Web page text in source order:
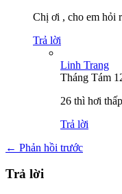
Chị ơi , cho em hỏi
Trả lời
Linh Trang
Tháng Tám
26 thì hơi
Trả lời
← Phản hồi trước
Trả lời